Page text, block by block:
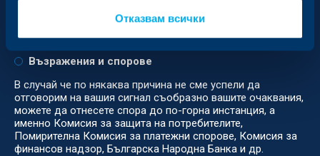
Отказвам всички
35 работни дни от получаване на жалбата. При всички
случаи отговорът ни ще дойде в срок съгласно обхвата
на приложимите закони.
Възражения и спорове
В случай че по някаква причина не сме успели да
отговорим на вашия сигнал съобразно вашите очаквания,
можете да отнесете спора до по-горна инстанция, а
именно Комисия за защита на потребителите,
Помирителна Комисия за платежни спорове, Комисия за
финансов надзор, Българска Народна Банка и др.